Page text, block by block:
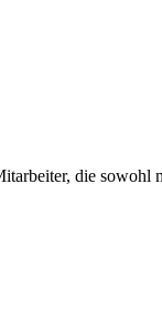
die sowohl